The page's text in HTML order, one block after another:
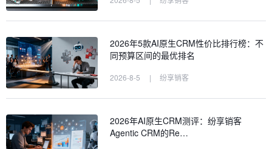
2026年5款AI原生CRM性价比排行榜：不
同预算区间的最优排名
2026-8-5 | 纷享销客
2026年AI原生CRM测评：纷享销客
Agentic CRM的Re…